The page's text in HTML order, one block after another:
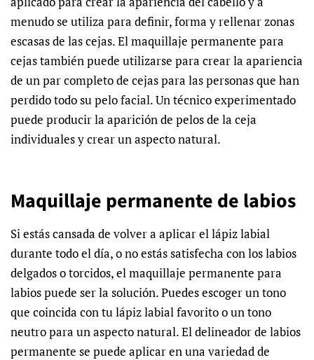
menudo se utiliza para definir, forma y rellenar zonas
escasas de las cejas. El maquillaje permanente para
cejas también puede utilizarse para crear la apariencia
de un par completo de cejas para las personas que han
perdido todo su pelo facial. Un técnico experimentado
puede producir la aparición de pelos de la ceja
individuales y crear un aspecto natural.
Maquillaje permanente de labios
Si estás cansada de volver a aplicar el lápiz labial
durante todo el día, o no estás satisfecha con los labios
delgados o torcidos, el maquillaje permanente para
labios puede ser la solución. Puedes escoger un tono
que coincida con tu lápiz labial favorito o un tono
neutro para un aspecto natural. El delineador de labios
permanente se puede aplicar en una variedad de